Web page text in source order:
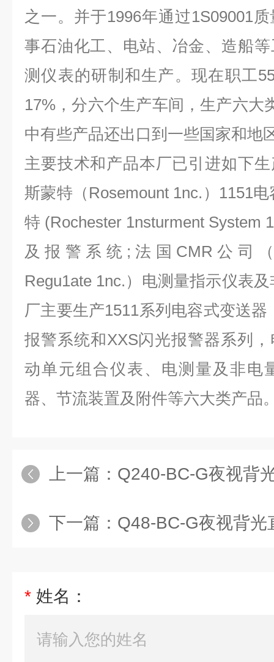
之一。并于1996年通过1S09001
事石油化工、电站、冶金、造船
测仪表的研制和生产。现在职工
17%，分六个生产车间，生产六大
中有些产品还出口到一些国家和地
主要技术和产品本厂已引进如下
斯蒙特（Rosemount 1nc.）1151
特 (Rochester 1nsturment System
及报警系统;法国CMR公司（
Regu1ate 1nc.）电测量指示仪表
厂主要生产1511系列电容式变送
报警系统和XXS闪光报警器系列
动单元组合仪表、电测量及非电
器、节流装置及附件等六大类产品
上一篇： Q240-BC-G夜视背
下一篇： Q48-BC-G夜视背光
* 姓名：